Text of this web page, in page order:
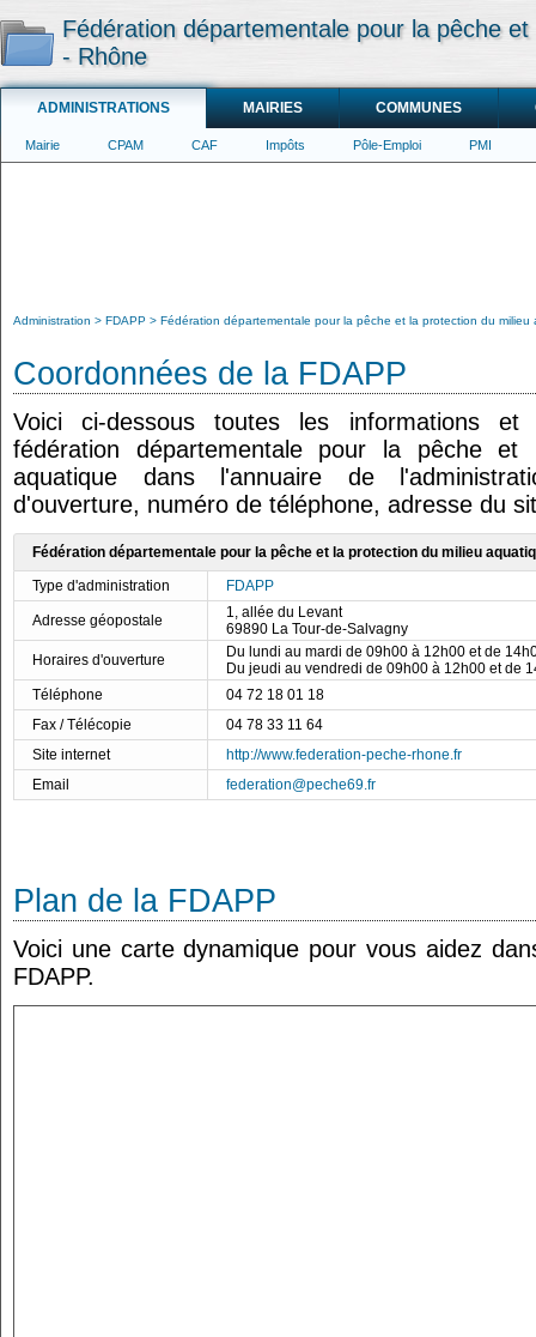
Fédération départementale pour la pêche
- Rhône
ADMINISTRATIONS MAIRIES COMMUNES
Mairie CPAM CAF Impôts Pôle-Emploi PMI
Administration FDAPP Fédération départementale pour la pêche et la protection du milieu
Coordonnées de la FDAPP
Voici ci-dessous toutes les informations et
fédération départementale pour la pêche
aquatique dans l'annuaire de
d'ouverture, numéro de téléphone, adresse du
Fédération départementale pour la pêche et la protection du milieu
Type d'administration
FDAPP
Adresse géopostale
1, allée du Levant
69890 La Tour-de-Salvagny
Horaires d'ouverture
Du lundi au mardi de 09h00 à 12h00 et de
Du jeudi au vendredi de 09h00 à 12h00 et de
Téléphone
04 72 18 01 18
Fax / Télécopie
04 78 33 11 64
Site internet
http://www.federation-peche-rhone.fr
Email
federation@peche69.fr
Plan de la FDAPP
Voici une carte dynamique pour vous aidez
FDAPP.